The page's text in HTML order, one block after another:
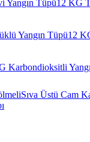
Yangın Tüpü12 KG
Yangın Tüpü12
Karbondioksitli
Sıva Üstü Cam